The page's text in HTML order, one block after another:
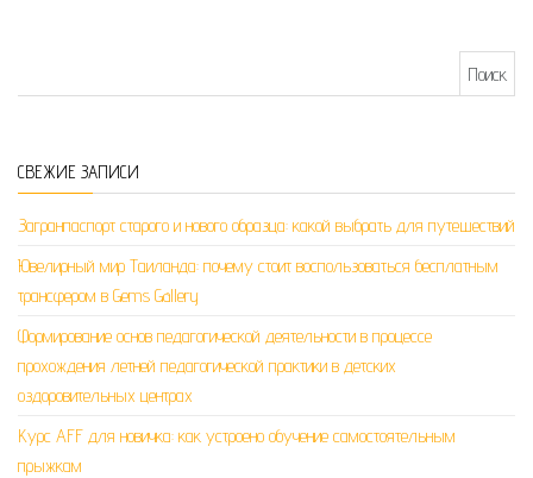
СВЕЖИЕ ЗАПИСИ
Загранпаспорт старого и нового образца: какой выбрать для путешествий
Ювелирный мир Таиланда: почему стоит воспользоваться бесплатным
трансфером в Gems Gallery
Формирование основ педагогической деятельности в процессе
прохождения летней педагогической практики в детских
оздоровительных центрах
Курс AFF для новичка: как устроено обучение самостоятельным
прыжкам